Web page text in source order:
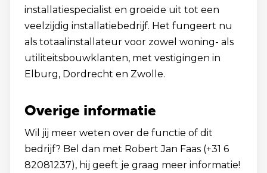
installatiespecialist en groeide uit tot een
veelzijdig installatiebedrijf. Het fungeert nu
als totaalinstallateur voor zowel woning- als
utiliteitsbouwklanten, met vestigingen in
Elburg, Dordrecht en Zwolle.
Overige informatie
Wil jij meer weten over de functie of dit
bedrijf? Bel dan met Robert Jan Faas (+31 6
82081237), hij geeft je graag meer informatie!